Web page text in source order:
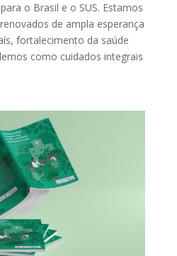
o Brasil e o SUS. Estamos
de ampla esperança
fortalecimento da saúde
como cuidados integrais